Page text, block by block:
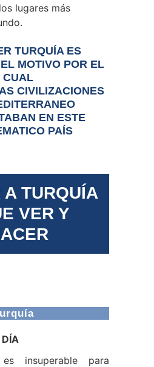
lugares más
TURQUÍA ES
MOTIVO POR EL
CUAL
CIVILIZACIONES
EN ESTE
PAÍS
TURQUÍA
VER Y
DÍA
insuperable para